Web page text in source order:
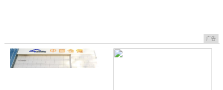
广告